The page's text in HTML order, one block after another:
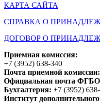
КАРТА САЙТА
СПРАВКА О
ДОГОВОР О
Приемная комиссия:
+7 (3952) 638-340
Почта приемной комиссии:
Официальная почта
Бухгалтерия: +7 (3952)
Институт